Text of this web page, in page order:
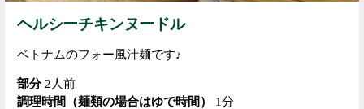
ヘルシーチキンヌードル
ベトナムのフォー風汁麺です♪
部分2人前
調理時間（麺類の場合はゆで時間）
1分